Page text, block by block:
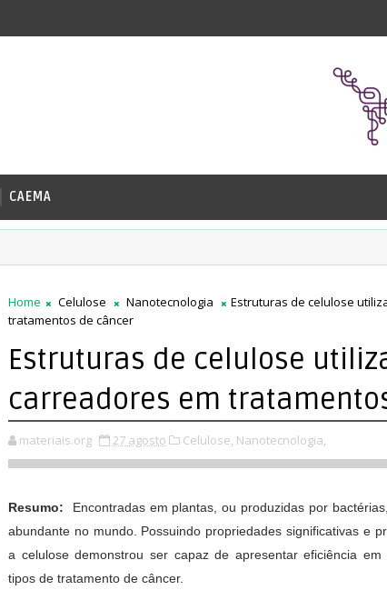
CAEMA
Home Celulose Nanotecnologia
Estruturas de celulose
tratamentos de câncer
Estruturas de celulose
carreadores em
materiais.org 27 agosto Celulose, Nanotecnologia,
Resumo: Encontradas em plantas, ou produzidas por
abundante no mundo. Possuindo propriedades significativas e
a celulose demonstrou ser capaz de apresentar eficiência
tipos de tratamento de câncer.